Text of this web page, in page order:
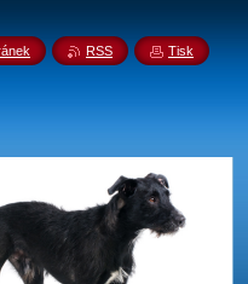
RSS Tisk